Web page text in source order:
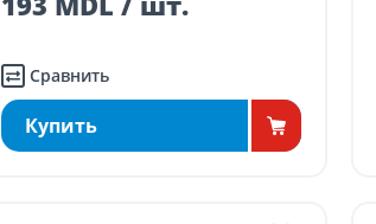
Сравнить
Купить